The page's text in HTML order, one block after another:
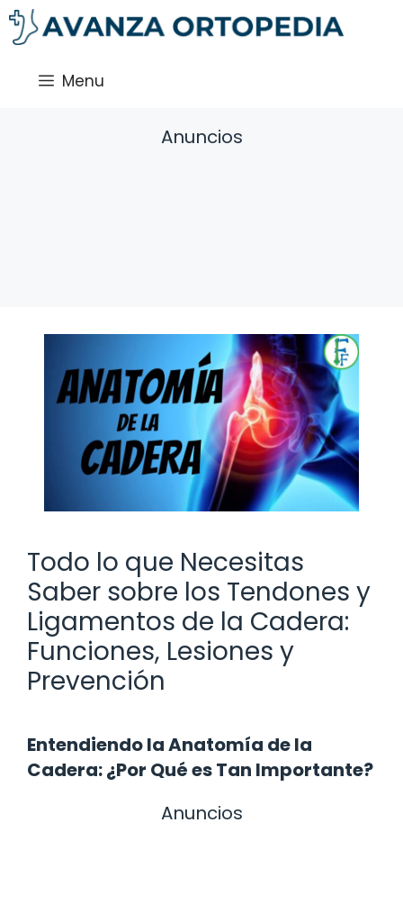
Saltar
al
Menu
Anuncios
Todo lo que Necesitas
Saber sobre los Tendones y
Ligamentos de la Cadera:
Funciones, Lesiones y
Prevención
Entendiendo la Anatomía de la
Cadera: ¿Por Qué es Tan Importante?
Anuncios